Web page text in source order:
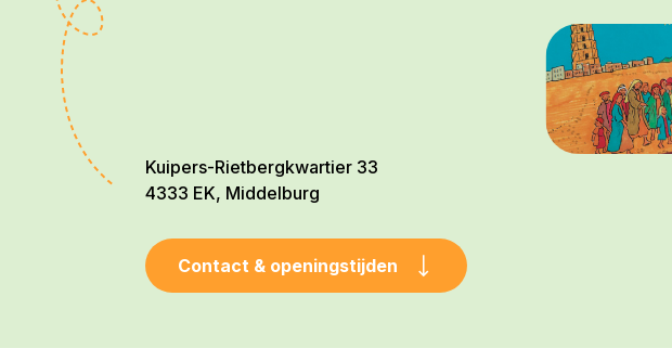
Kuipers-Rietbergkwartier 33
4333 EK, Middelburg
Contact & openingstijden